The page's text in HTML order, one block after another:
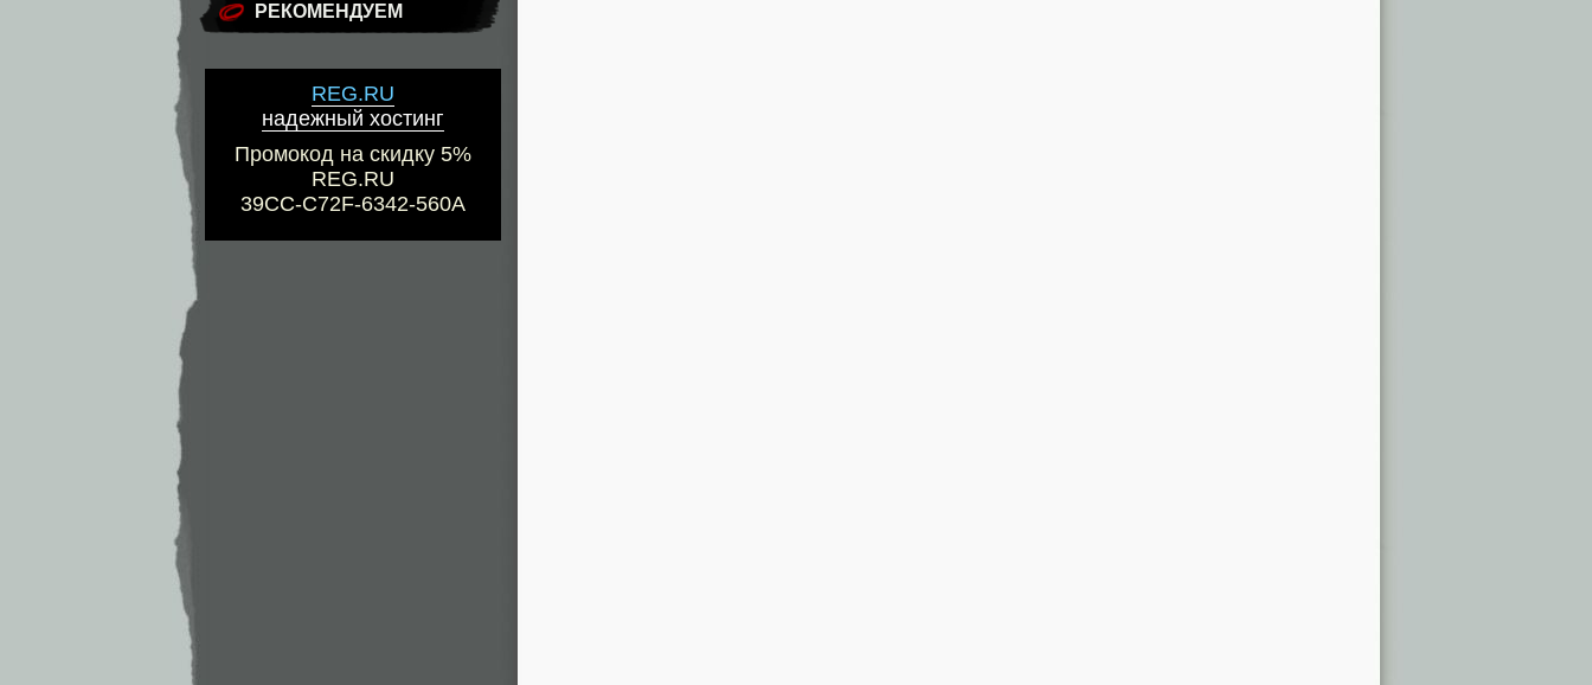
РЕКОМЕНДУЕМ
REG.RU
надежный хостинг
Промокод на скидку 5%
REG.RU
39CC-C72F-6342-560A